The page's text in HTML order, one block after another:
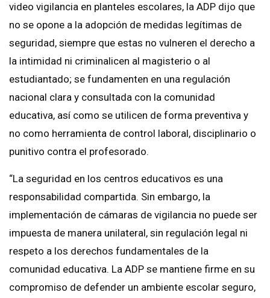
video vigilancia en planteles escolares, la ADP dijo que
no se opone a la adopción de medidas legítimas de
seguridad, siempre que estas no vulneren el derecho a
la intimidad ni criminalicen al magisterio o al
estudiantado; se fundamenten en una regulación
nacional clara y consultada con la comunidad
educativa, así como se utilicen de forma preventiva y
no como herramienta de control laboral, disciplinario o
punitivo contra el profesorado.
“La seguridad en los centros educativos es una
responsabilidad compartida. Sin embargo, la
implementación de cámaras de vigilancia no puede ser
impuesta de manera unilateral, sin regulación legal ni
respeto a los derechos fundamentales de la
comunidad educativa. La ADP se mantiene firme en su
compromiso de defender un ambiente escolar seguro,